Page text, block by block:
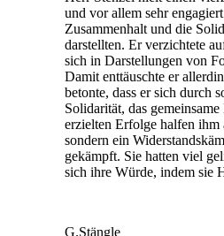
und vor allem sehr
Zusammenhalt und die
darstellten. Er verzichtete
sich in Darstellungen von
Damit enttäuschte er
betonte, dass er sich durch
Solidarität, das
erzielten Erfolge halfen
sondern ein
gekämpft. Sie hatten viel
sich ihre Würde, indem sie
G.Stängle